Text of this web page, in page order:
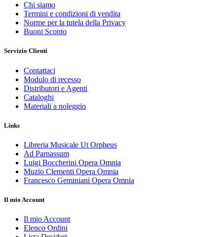
Chi siamo
Termini e condizioni di vendita
Norme per la tutela della Privacy
Buoni Sconto
Servizio Clienti
Contattaci
Modulo di recesso
Distributori e Agenti
Cataloghi
Materiali a noleggio
Links
Libreria Musicale Ut Orpheus
Ad Parnassum
Luigi Boccherini Opera Omnia
Muzio Clementi Opera Omnia
Francesco Geminiani Opera Omnia
Il mio Account
Il mio Account
Elenco Ordini